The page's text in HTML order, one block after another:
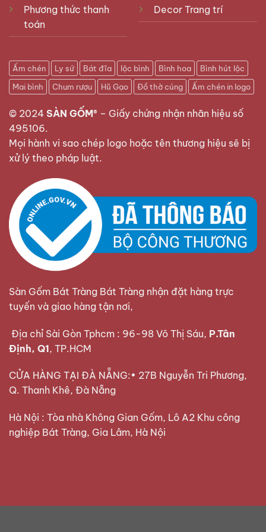
Phương thức thanh
toán
Decor Trang trí
Ấm chén Ly sứ Bát đĩa lộc bình Bình hoa
Bình hút lộc
Mai bình
Chum rượu Hũ Gạo Đồ thờ cúng Ấm chén in logo
© 2024 SÀN GỐM® – Giấy chứng nhận nhãn hiệu số
495106.
Mọi hành vi sao chép logo hoặc tên thương hiệu sẽ bị
xử lý theo pháp luật.
Sàn Gốm Bát Tràng Bát Tràng nhận đặt hàng trực
tuyến và giao hàng tận nơi,
Địa chỉ Sài Gòn Tphcm : 96-98 Võ Thị Sáu, P.Tân
Định, Q1, TP.HCM
CỬA HÀNG TẠI ĐÀ NẴNG:• 27B Nguyễn Tri Phương,
Q. Thanh Khê, Đà Nẵng
Hà Nội : Tòa nhà Không Gian Gốm, Lô A2 Khu công
nghiệp Bát Tràng, Gia Lâm, Hà Nội